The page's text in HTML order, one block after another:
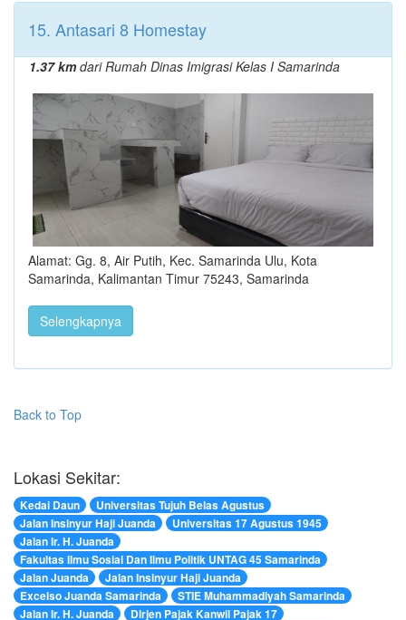
15. Antasari 8 Homestay
1.37 kmdari Rumah Dinas Imigrasi Kelas I Samarinda
Alamat: Gg. 8, Air Putih, Kec. Samarinda Ulu, Kota
Samarinda, Kalimantan Timur 75243, Samarinda
Selengkapnya
Back to Top
Lokasi Sekitar:
Kedai Daun
Universitas Tujuh Belas Agustus
Jalan Insinyur Haji Juanda
Universitas 17 Agustus 1945
Jalan Ir. H. Juanda
Fakultas Ilmu Sosial Dan Ilmu Politik UNTAG 45 Samarinda
Jalan Juanda
Jalan Insinyur Haji Juanda
Excelso Juanda Samarinda
STIE Muhammadiyah Samarinda
Jalan Ir. H. Juanda
Dirjen Pajak Kanwil Pajak 17